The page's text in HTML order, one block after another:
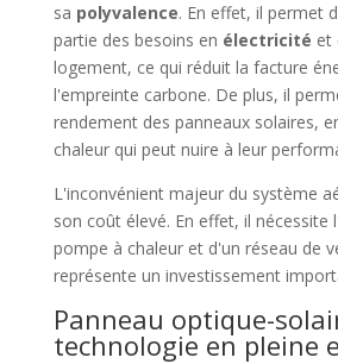
sa polyvalence. En effet, il permet
partie des besoins en électricité et
logement, ce qui réduit la facture
l'empreinte carbone. De plus, il
rendement des panneaux solaires,
chaleur qui peut nuire à leur
L'inconvénient majeur du système
son coût élevé. En effet, il nécessite
pompe à chaleur et d'un réseau de
représente un investissement
Panneau optique-
technologie en pleine